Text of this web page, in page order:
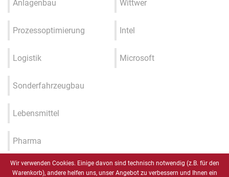
Anlagenbau
Prozessoptimierung
Logistik
Sonderfahrzeugbau
Lebensmittel
Pharma
Industrie 4.0 / IIOT / Smart
Wittwer
Intel
Microsoft
Wir verwenden Cookies. Einige davon sind technisch notwendig (z.B. für den
Warenkorb), andere helfen uns, unser Angebot zu verbessern und Ihnen ein